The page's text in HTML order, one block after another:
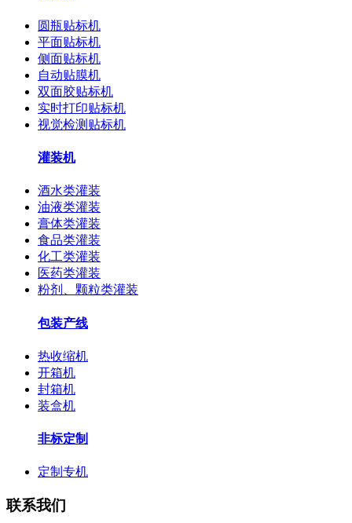
圆瓶贴标机
平面贴标机
侧面贴标机
自动贴膜机
双面胶贴标机
实时打印贴标机
视觉检测贴标机
灌装机
酒水类灌装
油液类灌装
膏体类灌装
食品类灌装
化工类灌装
医药类灌装
粉剂、颗粒类灌装
包装产线
热收缩机
开箱机
封箱机
装盒机
非标定制
定制专机
联系我们